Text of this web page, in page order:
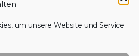
um unsere Website und Service